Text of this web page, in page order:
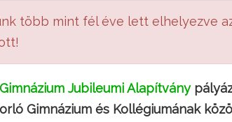
több mint fél éve lett elhelyezve
Jubileumi Alapítvány
Gimnázium és Kollégiumának